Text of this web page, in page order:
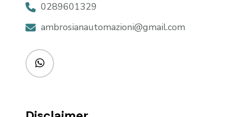
0289601329
ambrosianautomazioni@gmail.com